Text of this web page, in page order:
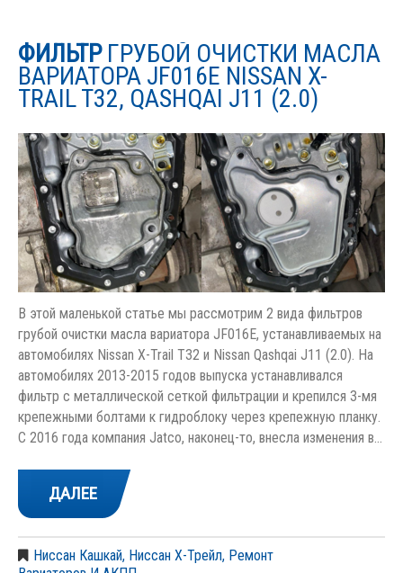
ФИЛЬТРГРУБОЙ ОЧИСТКИ МАСЛА
ВАРИАТОРА JF016E NISSAN X-
TRAIL T32, QASHQAI J11 (2.0)
В этой маленькой статье мы рассмотрим 2 вида фильтров
грубой очистки масла вариатора JF016E, устанавливаемых на
автомобилях Nissan X-Trail Т32 и Nissan Qashqai J11 (2.0). На
автомобилях 2013-2015 годов выпуска устанавливался
фильтр с металлической сеткой фильтрации и крепился 3-мя
крепежными болтами к гидроблоку через крепежную планку.
С 2016 года компания Jatco, наконец-то, внесла изменения в…
ДАЛЕЕ
Ниссан Кашкай, Ниссан Х-Трейл, Ремонт